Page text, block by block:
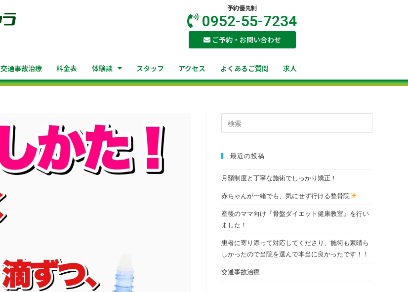
予約優先制
0952-55-7234
ご予約・お問い合わせ
交通事故治療 料金表 体験談 スタッフ アクセス よくあるご質問 求人
最近の投稿
月額制度と丁寧な施術でしっかり矯正！
赤ちゃんが一緒でも、気にせず行ける整骨院
産後のママ向け『骨盤ダイエット健康教室』を行い
ました！
患者に寄り添って対応してくださり、施術も素晴ら
しかったので当院を選んで本当に良かったです！！
交通事故治療